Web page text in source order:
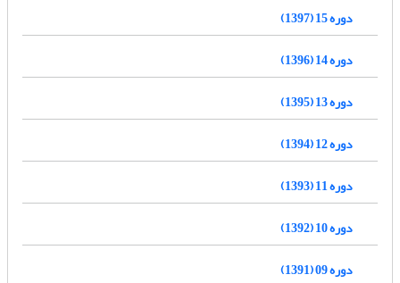
دوره 15 (1397)
دوره 14 (1396)
دوره 13 (1395)
دوره 12 (1394)
دوره 11 (1393)
دوره 10 (1392)
دوره 09 (1391)